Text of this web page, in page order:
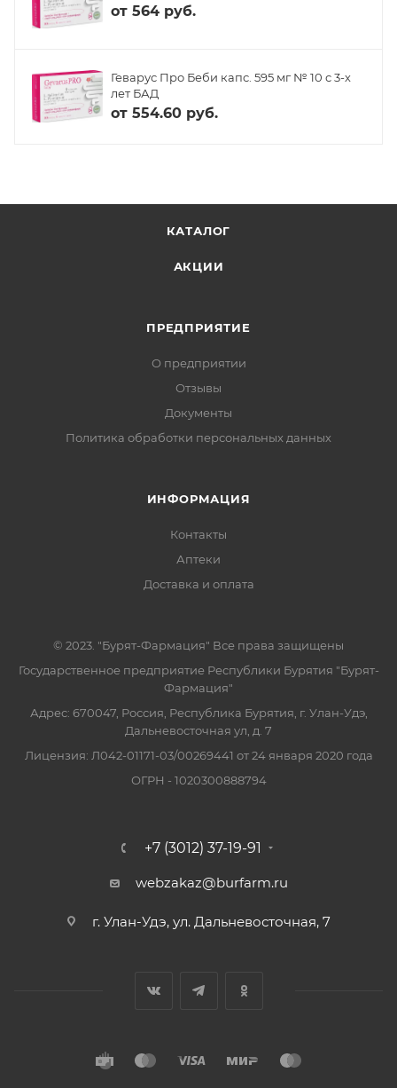
от 564 руб.
Геварус Про Беби капс. 595 мг № 10 с 3-х
лет БАД
от 554.60 руб.
КАТАЛОГ
АКЦИИ
ПРЕДПРИЯТИЕ
О предприятии
Отзывы
Документы
Политика обработки персональных данных
ИНФОРМАЦИЯ
Контакты
Аптеки
Доставка и оплата
© 2023. "Бурят-Фармация" Все права защищены
Государственное предприятие Республики Бурятия "Бурят-
Фармация"
Адрес: 670047, Россия, Республика Бурятия, г. Улан-Удэ,
Дальневосточная ул, д. 7
Лицензия: Л042-01171-03/00269441 от 24 января 2020 года
ОГРН - 1020300888794
+7 (3012) 37-19-91
webzakaz@burfarm.ru
г. Улан-Удэ, ул. Дальневосточная, 7